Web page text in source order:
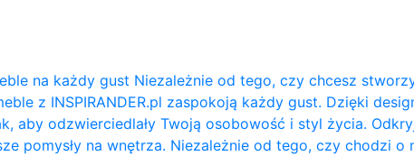
na każdy gust Niezależnie od tego, czy chcesz
z INSPIRANDER.pl zaspokoją każdy gust. Dzięki
aby odzwierciedlały Twoją osobowość i styl życia.
pomysły na wnętrza. Niezależnie od tego, czy chodzi o